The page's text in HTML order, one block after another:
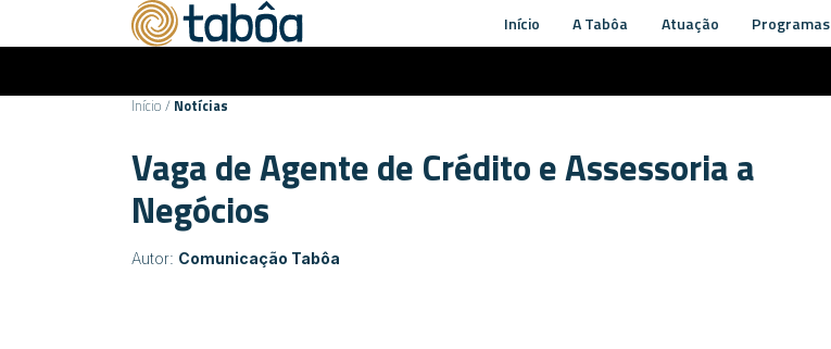
Início A Tabôa Atuação Programas
Início / Notícias
Vaga de Agente de Crédito e Assessoria a
Negócios
Autor: Comunicação Tabôa